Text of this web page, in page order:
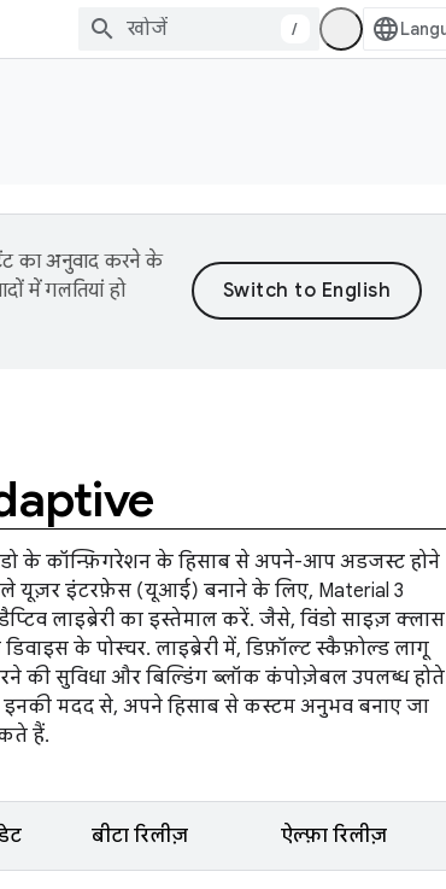
/
का अनुवाद करने के
में गलतियां हो
के कॉन्फ़िगरेशन के हिसाब से अपने-आप अडजस्ट होने
यूज़र इंटरफ़ेस (यूआई) बनाने के लिए, Material 3
लाइब्रेरी का इस्तेमाल करें. जैसे, विंडो साइज़ क्लास
डिवाइस के पोस्चर. लाइब्रेरी में, डिफ़ॉल्ट स्कैफ़ोल्ड लागू
की सुविधा और बिल्डिंग ब्लॉक कंपोज़ेबल उपलब्ध होते
इनकी मदद से, अपने हिसाब से कस्टम अनुभव बनाए जा
हैं.
बीटा रिलीज़ ऐल्फ़ा रिलीज़